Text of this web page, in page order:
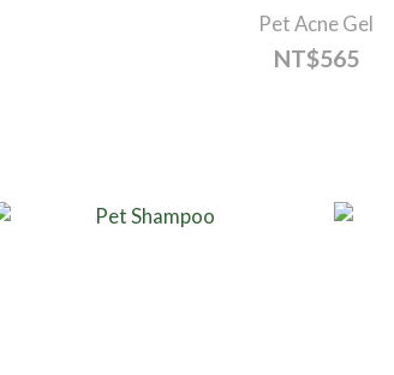
Pet Acne Gel
NT$565